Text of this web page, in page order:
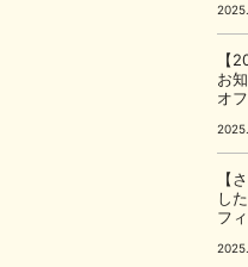
【
お
オ
【
し
フ